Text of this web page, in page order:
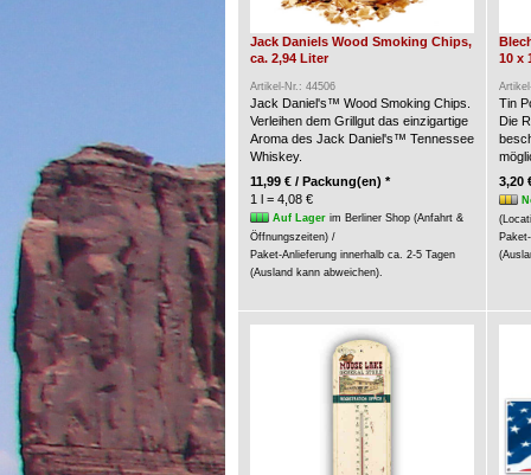
Jack Daniels Wood Smoking Chips,
ca. 2,94 Liter
Artikel-Nr.: 44506
Jack Daniel's™ Wood Smoking Chips.
Verleihen dem Grillgut das einzigartige
Aroma des Jack Daniel's™ Tennessee
Whiskey.
11,99 € / Packung(en) *
1 l = 4,08 €
Auf Lagerim Berliner Shop (Anfahrt &
Öffnungszeiten) /
Paket-Anlieferung innerhalb ca. 2-5 Tagen
(Ausland kann abweichen).
10 x
Tin
Die
3,20